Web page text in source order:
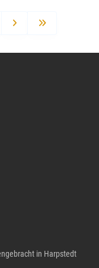
in Harpstedt